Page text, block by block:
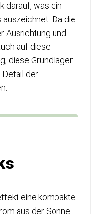
darauf, was ein
Da die
Ausrichtung und
auf diese
diese Grundlagen
Detail der
eine kompakte
aus der Sonne